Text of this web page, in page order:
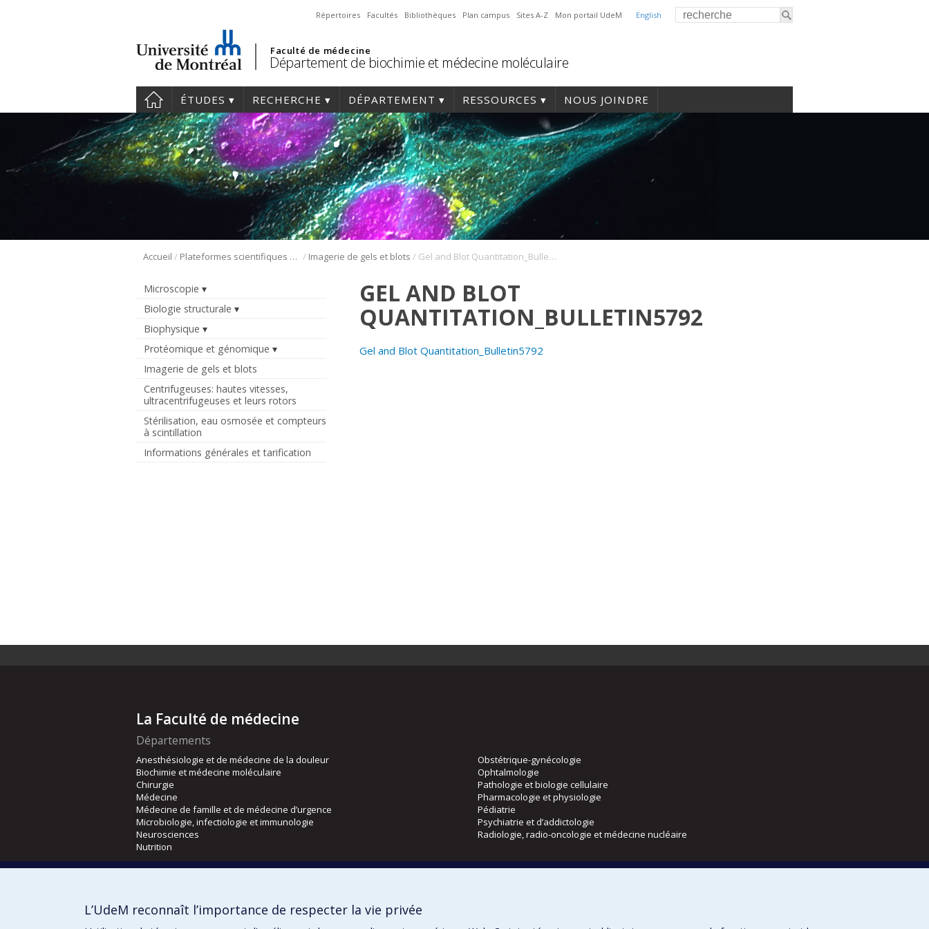
English
Répertoires Facultés Bibliothèques Plan campus Sites A-Z Mon portail UdeM
Faculté de médecine
Département de biochimie et médecine moléculaire
ÉTUDES RECHERCHE DÉPARTEMENT RESSOURCES NOUS JOINDRE
Accueil / Plateformes scientifiques BMM / Imagerie de gels et blots / Gel and Blot Quantitation_Bulletin5792
Microscopie
Biologie structurale
Biophysique
Protéomique et génomique
Imagerie de gels et blots
Centrifugeuses: hautes vitesses,
ultracentrifugeuses et leurs rotors
Stérilisation, eau osmosée et compteurs
à scintillation
Informations générales et tarification
GEL AND BLOT
QUANTITATION_BULLETIN5792
Gel and Blot Quantitation_Bulletin5792
La Faculté de médecine
Départements
Anesthésiologie et de médecine de la douleur
Biochimie et médecine moléculaire
Chirurgie
Médecine
Médecine de famille et de médecine d’urgence
Microbiologie, infectiologie et immunologie
Neurosciences
Nutrition
Obstétrique-gynécologie
Ophtalmologie
Pathologie et biologie cellulaire
Pharmacologie et physiologie
Pédiatrie
Psychiatrie et d’addictologie
Radiologie, radio-oncologie et médecine nucléaire
Orthophonie et audiologie
L’UdeM reconnaît l’importance de respecter la vie privée